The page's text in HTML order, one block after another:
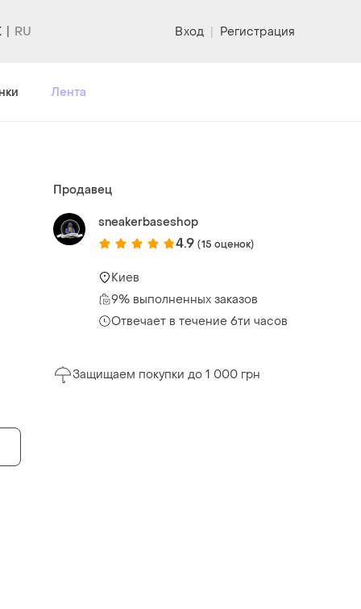
Вход | Регистрация
Лента
Продавец
sneakerbaseshop
4.9 (15 оценок)
Киев
9% выполненных заказов
Отвечает в течение 6ти часов
Защищаем покупки до 1 000 грн